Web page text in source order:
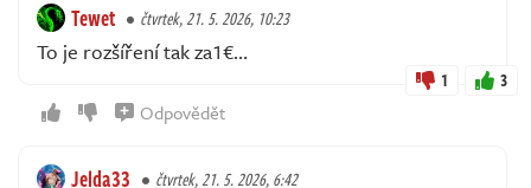
Tewet čtvrtek, 21. 5. 2026, 10:23
To je rozšíření tak za1€…
1 3
Odpovědět
Jelda33 čtvrtek, 21. 5. 2026, 6:42